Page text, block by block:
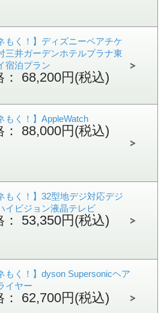
もく！】ディズニーペアチケ
三井ガーデンホテルプラナ東
宿泊プラン
： 68,200円(税込)
もく！】AppleWatch
： 88,000円(税込)
もく！】32型地デジ対応デジ
イビジョン液晶テレビ
： 53,350円(税込)
もく！】dyson Supersonicヘア
イヤー
： 62,700円(税込)